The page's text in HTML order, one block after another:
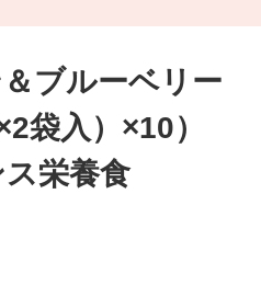
ブルーベリー
袋入）×10）
栄養食